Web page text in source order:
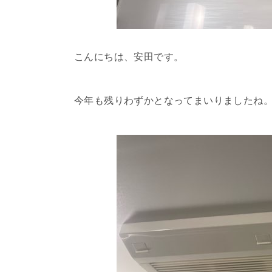
こんにちは、安田です。
今年も残りわずかとなってまいりましたね